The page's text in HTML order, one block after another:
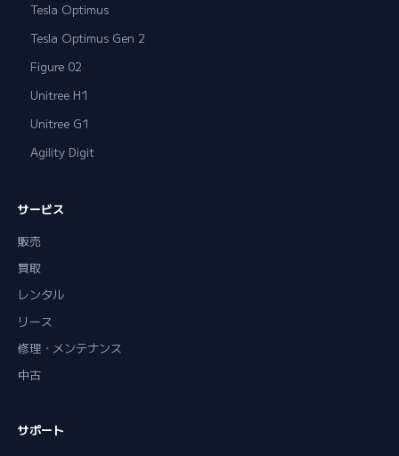
Tesla Optimus
Tesla Optimus Gen 2
Figure 02
Unitree H1
Unitree G1
Agility Digit
サービス
販売
買取
レンタル
リース
修理・メンテナンス
中古
サポート